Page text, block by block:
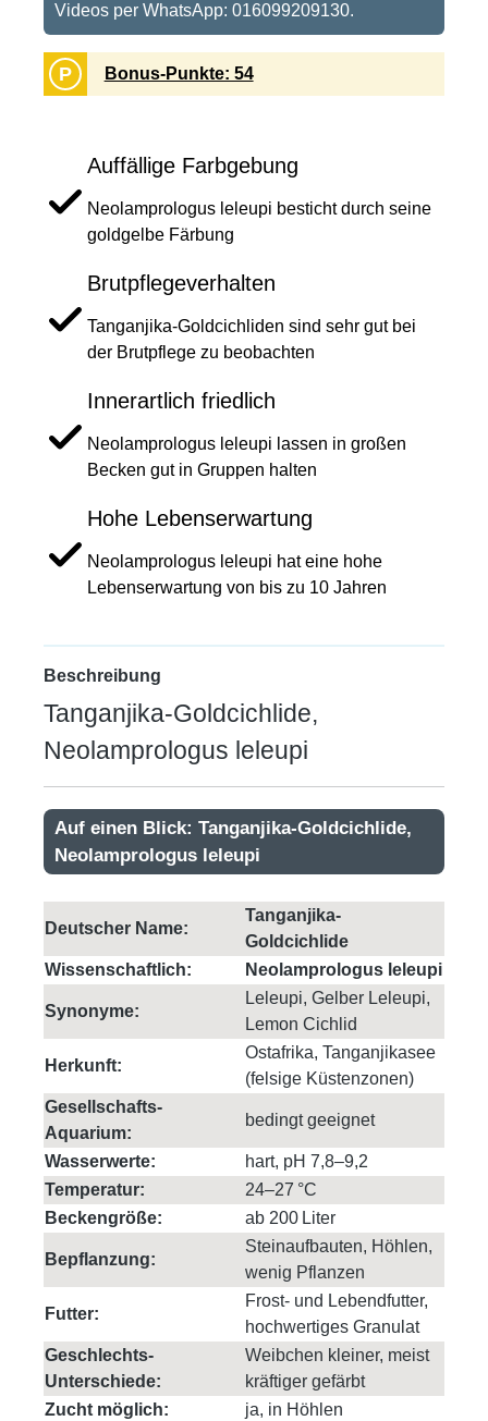
Videos per WhatsApp: 016099209130.
P Bonus-Punkte: 54
Auffällige Farbgebung
Neolamprologus leleupi besticht durch seine
goldgelbe Färbung
Brutpflegeverhalten
Tanganjika-Goldcichliden sind sehr gut bei
der Brutpflege zu beobachten
Innerartlich friedlich
Neolamprologus leleupi lassen in großen
Becken gut in Gruppen halten
Hohe Lebenserwartung
Neolamprologus leleupi hat eine hohe
Lebenserwartung von bis zu 10 Jahren
Beschreibung
Tanganjika-Goldcichlide,
Neolamprologus leleupi
Auf einen Blick: Tanganjika-Goldcichlide,
Neolamprologus leleupi
Deutscher Name:
Tanganjika-
Goldcichlide
Wissenschaftlich:
Neolamprologus leleupi
Synonyme:
Leleupi, Gelber Leleupi,
Lemon Cichlid
Herkunft:
Ostafrika, Tanganjikasee
(felsige Küstenzonen)
Gesellschafts-
Aquarium:
bedingt geeignet
Wasserwerte:
hart, pH 7,8–9,2
Temperatur:
24–27 °C
Beckengröße:
ab 200 Liter
Bepflanzung:
Steinaufbauten, Höhlen,
wenig Pflanzen
Futter:
Frost- und Lebendfutter,
hochwertiges Granulat
Geschlechts-
Unterschiede:
Weibchen kleiner, meist
kräftiger gefärbt
Zucht möglich:
ja, in Höhlen